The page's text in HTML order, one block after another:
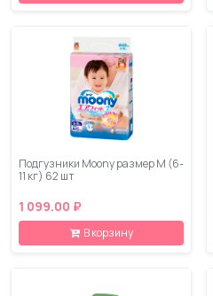
Подгузники Moony размер M (6-
11 кг) 62 шт
1 099.00 ₽
В корзину